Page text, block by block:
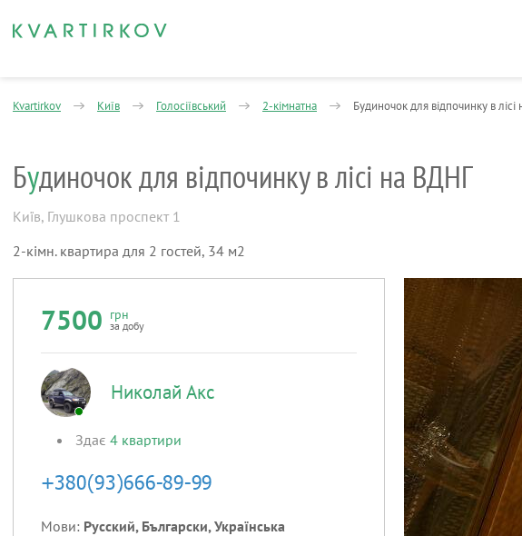
Kvartirkov Київ Голосіївський 2-кімнатна Будиночок для відпочинку в
Будиночок для відпочинку в лісі на ВДНГ
Київ, Глушкова проспект 1
2-кімн. квартира для 2 гостей, 34 м2
7500 грн
за добу
Николай Акс
Здає 4 квартири
Мови: Русский, Български, Українська